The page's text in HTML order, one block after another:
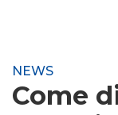
NEWS
Come